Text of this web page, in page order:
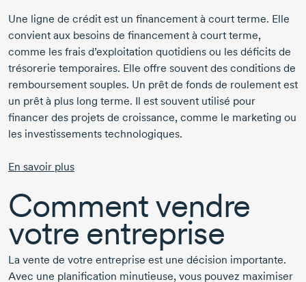
Une ligne de crédit est un financement à court terme. Elle
convient aux besoins de financement à court terme,
comme les frais d’exploitation quotidiens ou les déficits de
trésorerie temporaires. Elle offre souvent des conditions de
remboursement souples. Un prêt de fonds de roulement est
un prêt à plus long terme. Il est souvent utilisé pour
financer des projets de croissance, comme le marketing ou
les investissements technologiques.
En savoir plus
Comment vendre
votre entreprise
La vente de votre entreprise est une décision importante.
Avec une planification minutieuse, vous pouvez maximiser